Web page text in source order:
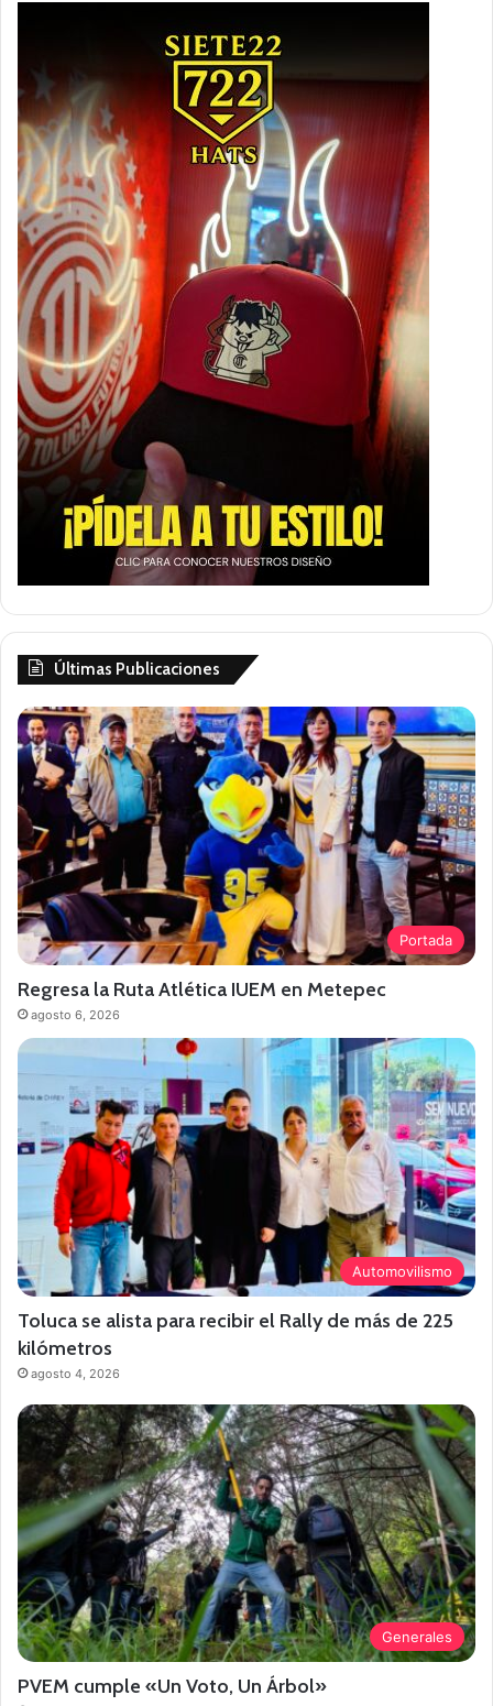
Últimas Publicaciones
Portada
Regresa la Ruta Atlética IUEM en Metepec
agosto 6, 2026
Automovilismo
Toluca se alista para recibir el Rally de más de 225
kilómetros
agosto 4, 2026
Generales
PVEM cumple «Un Voto, Un Árbol»